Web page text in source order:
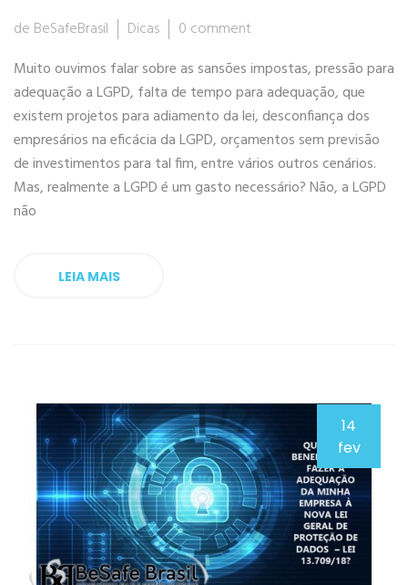
de BeSafeBrasil Dicas
0 comment
Muito ouvimos falar sobre as sansões impostas, pressão para
adequação a LGPD, falta de tempo para adequação, que
existem projetos para adiamento da lei, desconfiança dos
empresários na eficácia da LGPD, orçamentos sem previsão
de investimentos para tal fim, entre vários outros cenários.
Mas, realmente a LGPD é um gasto necessário? Não, a LGPD
não
LEIA MAIS
14
fev